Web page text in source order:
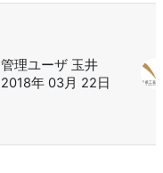
管理ユーザ 玉井
2018年 03月 22日